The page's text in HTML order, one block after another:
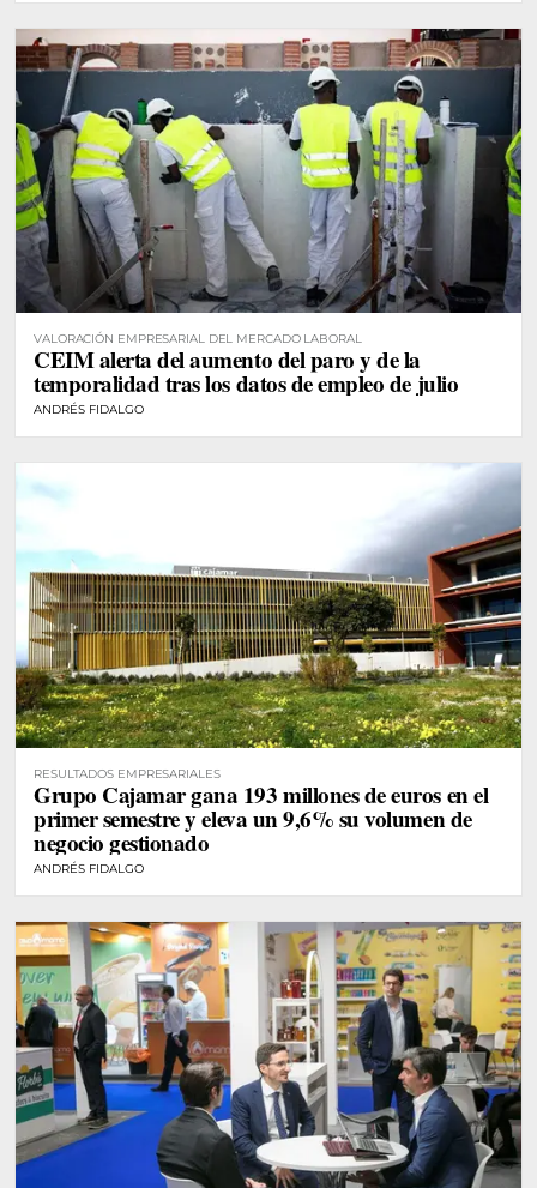
VALORACIÓN EMPRESARIAL DEL MERCADO LABORAL
CEIM alerta del aumento del paro y de la
temporalidad tras los datos de empleo de julio
ANDRÉS FIDALGO
RESULTADOS EMPRESARIALES
Grupo Cajamar gana 193 millones de euros en el
primer semestre y eleva un 9,6% su volumen de
negocio gestionado
ANDRÉS FIDALGO